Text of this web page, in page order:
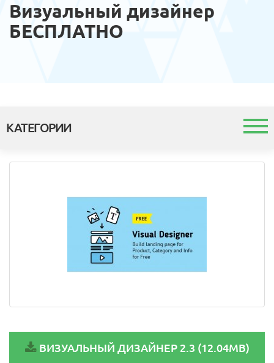
Визуальный дизайнер
БЕСПЛАТНО
КАТЕГОРИИ
Шаблоны и темы
ВИЗУАЛЬНЫЙ ДИЗАЙНЕР 2.3 (12.04MB)